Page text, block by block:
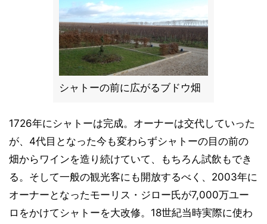
シャトーの前に広がるブドウ畑
1726年にシャトーは完成。オーナーは交代していった
が、4代目となった今も変わらずシャトーの目の前の
畑からワインを造り続けていて、もちろん試飲もでき
る。そして一般の観光客にも開放するべく、2003年に
オーナーとなったモーリス・ジロー氏が7,000万ユー
ロをかけてシャトーを大改修。18世紀当時実際に使わ